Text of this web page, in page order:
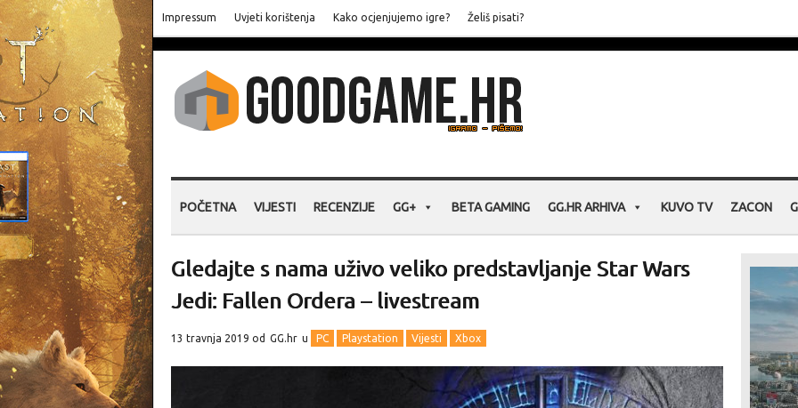
Impressum Uvjeti korištenja Kako ocjenjujemo igre? Želiš pisati?
POČETNA VIJESTI RECENZIJE GG+ BETA GAMING GG.HR ARHIVA KUVO TV ZACON
Gledajte s nama uživo veliko predstavljanje Star Wars
Jedi: Fallen Ordera – livestream
13 travnja 2019 od GG.hr u PC Playstation Vijesti Xbox